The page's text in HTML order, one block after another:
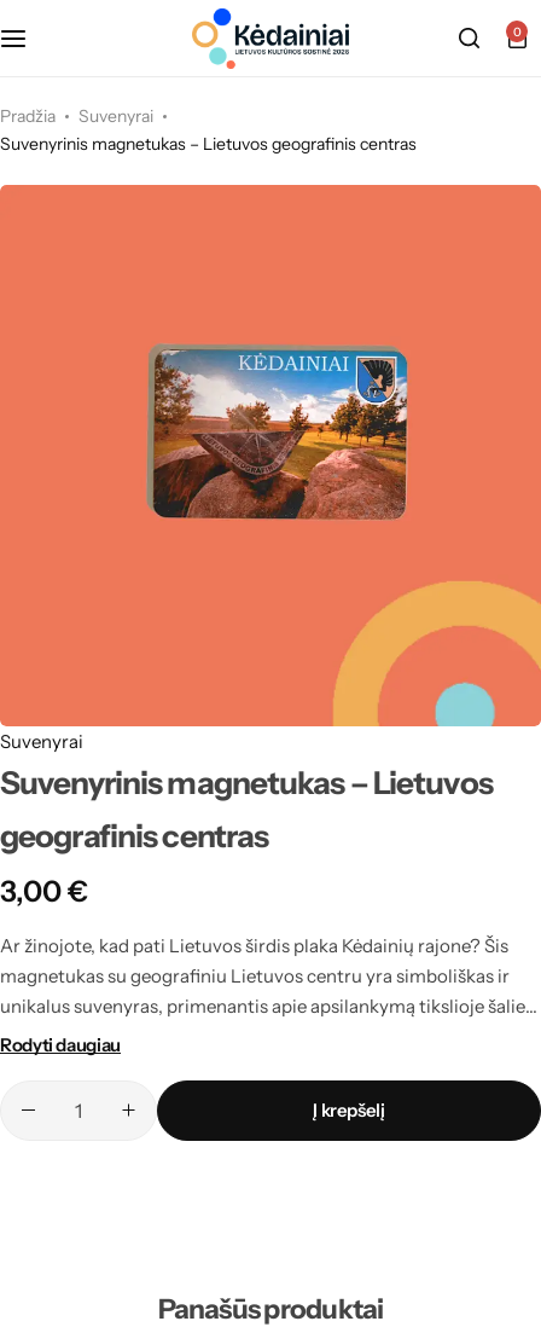
0
Pradžia
Suvenyrai
Suvenyrinis magnetukas – Lietuvos geografinis centras
Suvenyrai
Suvenyrinis magnetukas – Lietuvos
geografinis centras
3,00€
Ar žinojote, kad pati Lietuvos širdis plaka Kėdainių rajone? Šis
magnetukas su geografiniu Lietuvos centru yra simboliškas ir
unikalus suvenyras, primenantis apie apsilankymą tikslioje šalies
vidurio taško vietoje. Tai ne tik interjero detalė, bet ir prasmingas
Rodyti daugiau
Į krepšelį
Panašūs produktai